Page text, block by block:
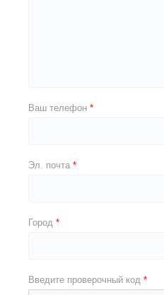
Ваш телефон
Эл. почта
Город
Введите проверочный код